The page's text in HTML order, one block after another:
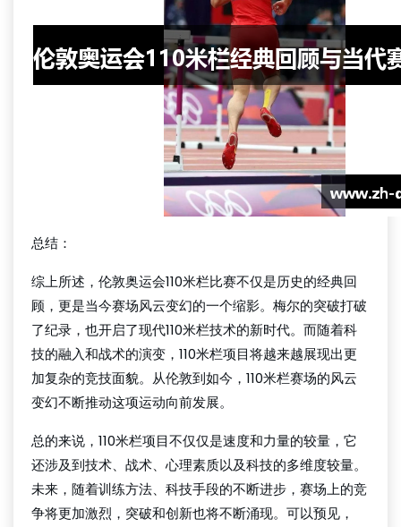
总结：
综上所述，伦敦奥运会110米栏比赛不仅是历史的经典回
顾，更是当今赛场风云变幻的一个缩影。梅尔的突破打破
了纪录，也开启了现代110米栏技术的新时代。而随着科
技的融入和战术的演变，110米栏项目将越来越展现出更
加复杂的竞技面貌。从伦敦到如今，110米栏赛场的风云
变幻不断推动这项运动向前发展。
总的来说，110米栏项目不仅仅是速度和力量的较量，它
还涉及到技术、战术、心理素质以及科技的多维度较量。
未来，随着训练方法、科技手段的不断进步，赛场上的竞
争将更加激烈，突破和创新也将不断涌现。可以预见，